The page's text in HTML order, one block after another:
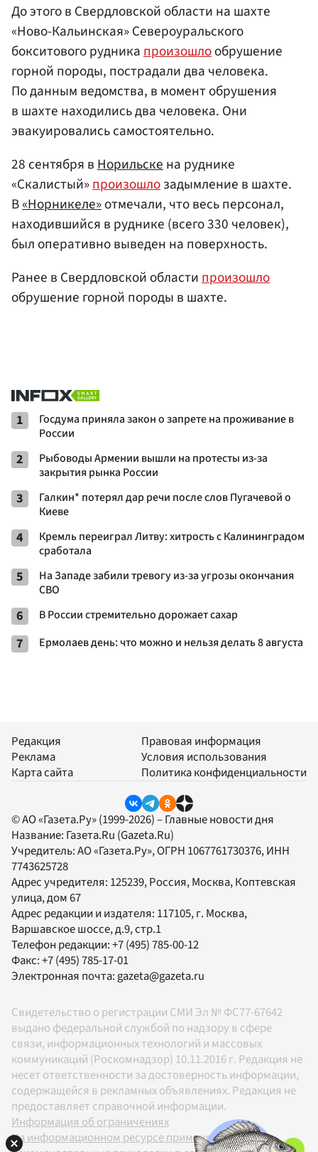
До этого в Свердловской области на шахте
«Ново-Кальинская» Североуральского
бокситового рудника произошлообрушение
горной породы, пострадали два человека.
По данным ведомства, в момент обрушения
в шахте находились два человека. Они
эвакуировались самостоятельно.
28 сентября вНорильскена руднике
«Скалистый»произошлозадымление в шахте.
В«Норникеле»отмечали, что весь персонал,
находившийся в руднике (всего 330 человек),
был оперативно выведен на поверхность.
Ранее в Свердловской областипроизошло
обрушение горной породы в шахте.
1
Госдума приняла закон о запрете на проживание в
России
2
Рыбоводы Армении вышли на протесты из-за
закрытия рынка России
3
Галкин* потерял дар речи после слов Пугачевой о
Киеве
4
Кремль переиграл Литву: хитрость с Калининградом
сработала
5
На Западе забили тревогу из-за угрозы окончания
СВО
6 В России стремительно дорожает сахар
7 Ермолаев день: что можно и нельзя делать 8 августа
Редакция
Реклама
Карта сайта
Правовая информация
Условия использования
Политика конфиденциальности
© АО «Газета.Ру» (1999-2026) – Главные новости дня
Название: Газета.Ru (Gazeta.Ru)
Учредитель:АО «Газета.Ру», ОГРН 1067761730376, ИНН
7743625728
Адрес учредителя: 125239, Россия, Москва, Коптевская
улица, дом 67
Адрес редакции и издателя: 117105, г. Москва,
Варшавское шоссе, д.9, стр.1
Телефон редакции:+7 (495) 785-00-12
Факс:+7 (495) 785-17-01
Электронная почта:gazeta@gazeta.ru
Свидетельство о регистрации СМИ Эл № ФС77-67642
выдано федеральной службой по надзору в сфере
связи, информационных технологий и массовых
коммуникаций (Роскомнадзор) 10.11.2016 г. Редакция не
несет ответственности за достоверность информации,
содержащейся в рекламных объявлениях. Редакция не
предоставляет справочной информации.
Информация об ограничениях
На информационном ресурсе применяются